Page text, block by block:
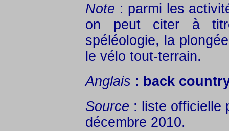
Note : parmi les
on peut citer à titre
spéléologie, la
le vélo tout-terrain.
Anglais : back
Source : liste officielle
décembre 2010.